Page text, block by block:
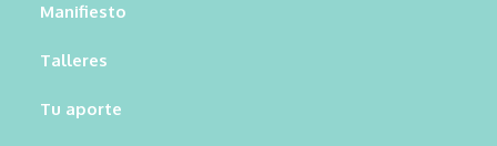
Manifiesto
Talleres
Tu aporte